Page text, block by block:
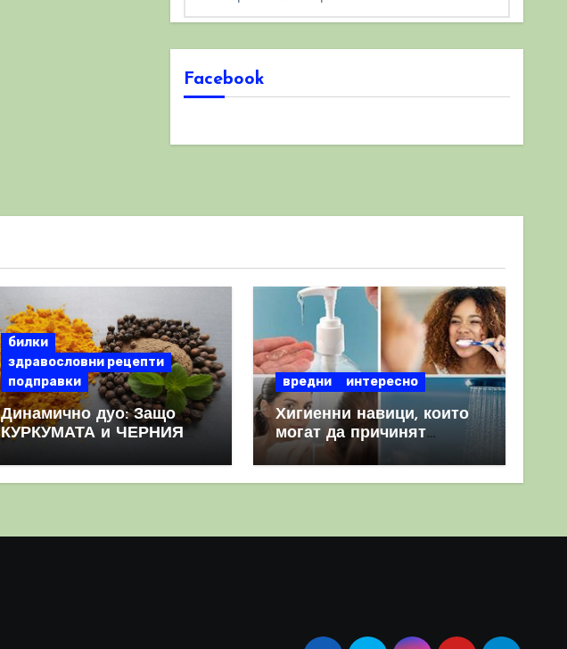
Facebook
билки
здравословни рецепти
подправки
Динамично дуо: Защо
КУРКУМАТА и ЧЕРНИЯ
комбинация
вредни интересно
Хигиенни навици, които
могат да причинят
повече вреда, отколкото
полза